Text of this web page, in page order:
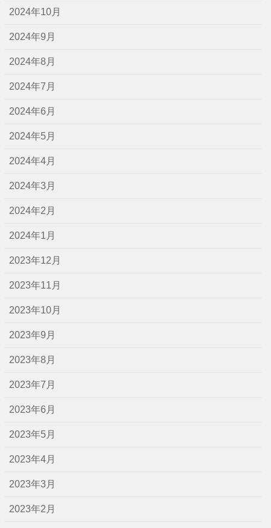
2024年10月
2024年9月
2024年8月
2024年7月
2024年6月
2024年5月
2024年4月
2024年3月
2024年2月
2024年1月
2023年12月
2023年11月
2023年10月
2023年9月
2023年8月
2023年7月
2023年6月
2023年5月
2023年4月
2023年3月
2023年2月